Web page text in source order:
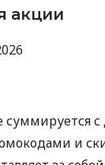
акции
суммируется
и